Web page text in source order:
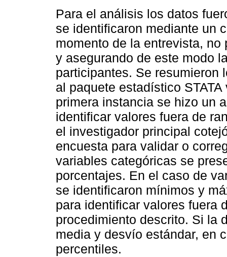
Para el análisis los datos
se identificaron mediante un
momento de la entrevista,
y asegurando de este modo
participantes. Se resumieron
al paquete estadístico
primera instancia se hizo un
identificar valores fuera de
el investigador principal
encuesta para validar o
variables categóricas se
porcentajes. En el caso de
se identificaron mínimos y
para identificar valores fuera
procedimiento descrito. Si la
media y desvío estándar, en
percentiles.